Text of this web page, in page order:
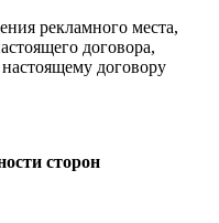
рекламного места,
договора,
договору
сторон